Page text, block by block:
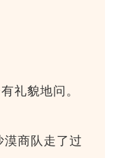
礼貌地问。
商队走了过